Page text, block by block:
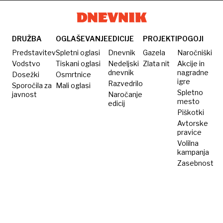
bolezni
pese
DRUŽBA
Predstavitev
Vodstvo
Dosežki
Sporočila za
javnost
OGLAŠEVANJE
Spletni oglasi
Tiskani oglasi
Osmrtnice
Mali oglasi
EDICIJE
Dnevnik
Nedeljski
dnevnik
Razvedrilo
Naročanje
edicij
PROJEKTI
Gazela
Zlata nit
POGOJI
Naročniški
Akcije in
nagradne
igre
Spletno
mesto
Piškotki
Avtorske
pravice
Volilna
kampanja
Zasebnost